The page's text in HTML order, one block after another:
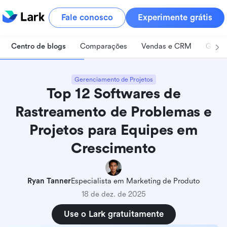
Fale conosco Experimente grátis
Centro de blogs Comparações Vendas e CRM
Gerenciamento de Projetos
Top 12 Softwares de
Rastreamento de Problemas e
Projetos para Equipes em
Crescimento
Ryan TannerEspecialista em Marketing de Produto
18 de dez. de 2025
Use o Lark gratuitamente